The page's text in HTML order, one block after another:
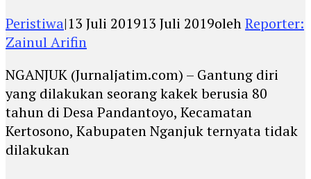
Peristiwa|13 Juli 201913 Juli 2019olehReporter:
Zainul Arifin
NGANJUK (Jurnaljatim.com) – Gantung diri
yang dilakukan seorang kakek berusia 80
tahun di Desa Pandantoyo, Kecamatan
Kertosono, Kabupaten Nganjuk ternyata tidak
dilakukan